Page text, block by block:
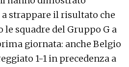
strappare il risultato che
squadre del Gruppo G a
giornata: anche Belgio
1-1 in precedenza a